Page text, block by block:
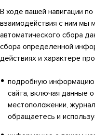
В ходе вашей навигации
взаимодействия с ним мы
автоматического сбора
сбора определенной
действиях и характере
подробную
сайта, включая данные
местоположении,
обращаетесь и